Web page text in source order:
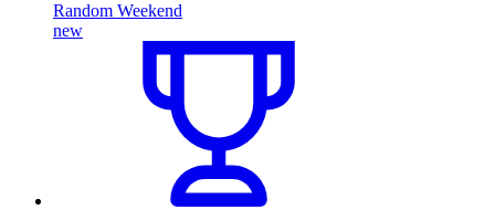
Random Weekend
new